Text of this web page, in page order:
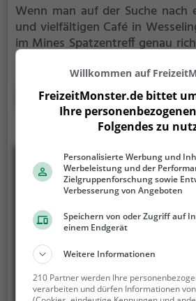
Wenn man auf der Suche nach
und vielfältigen Café in
im Mines Spatzentreff genau
in entspannter Atmosphäre
genießen, ausgiebig
aus einer Vielzahl an leckeren
Angebot reicht von
hin zu orientalischen und
Gerichten. Auch Meeresfrüchte
kommen hier auf ihre Kosten.
einen Snack im Bistrobereich
angenehmer Gesellschaft
immer etwas Passendes.
einladende und vielfältige
kulinarisch verwöhnen!
Mehr erfahren
Willkommen auf
FreizeitMonster.de bittet
Ihre
Folgendes zu
Personalisierte Werbung und
Werbeleistung und der
Zielgruppenforschung sowie
Verbesserung von Angeboten
Speichern von oder Zugriff auf
einem Endgerät
Weitere Informationen
210 Partner werden Ihre
verarbeiten und dürfen Informationen